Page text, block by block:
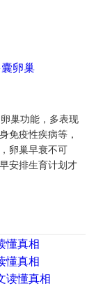
卵巢
巢功能，多表现
免疫性疾病等，
卵巢早衰不可
安排生育计划才
懂真相
懂真相